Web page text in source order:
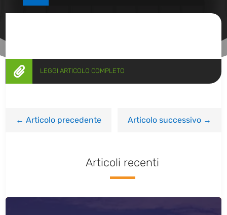
 LEGGI ARTICOLO COMPLETO
←Articolo precedente Articolo successivo→
Articoli recenti